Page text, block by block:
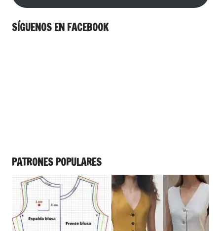
SÍGUENOS EN FACEBOOK
PATRONES POPULARES